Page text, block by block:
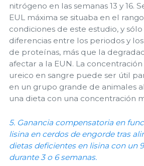
nitrógeno en las semanas 13 y 16.
EUL máxima se situaba en el
condiciones de este estudio, y
diferencias entre los periodos y los
de proteínas, más que la
afectar a la EUN. La
ureico en sangre puede ser útil
en un grupo grande de animales
una dieta con una concentración
5. Ganancia compensatoria en
lisina en cerdos de engorde tras
dietas deficientes en lisina con un
durante 3 o 6 semanas.